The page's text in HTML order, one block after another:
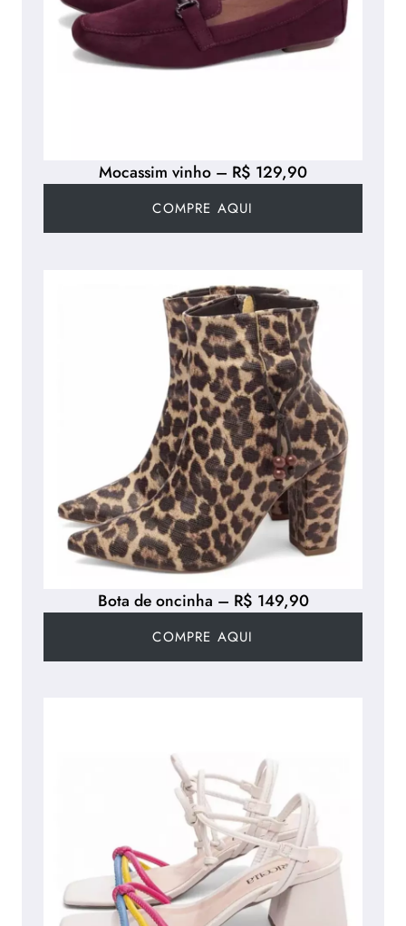
Mocassim vinho – R$ 129,90
COMPRE AQUI
Bota de oncinha – R$ 149,90
COMPRE AQUI